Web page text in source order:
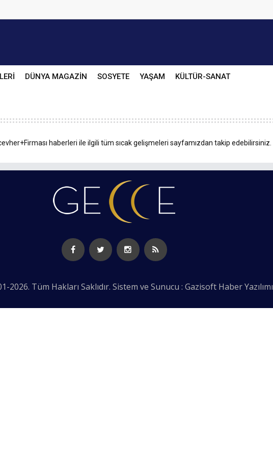
DÜNYA MAGAZİN SOSYETE YAŞAM KÜLTÜR-SANAT
haberleri ile ilgili tüm sıcak gelişmeleri sayfamızdan takip edebilirsiniz.
2026. Tüm Hakları Saklıdır. Sistem ve Sunucu : Gazisoft Haber Yazılımı